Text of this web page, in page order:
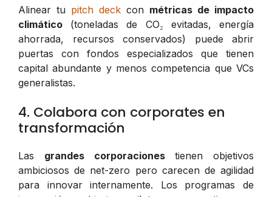
Alinear tu pitch deck con métricas de impacto
climático (toneladas de CO₂ evitadas, energía
ahorrada, recursos conservados) puede abrir
puertas con fondos especializados que tienen
capital abundante y menos competencia que VCs
generalistas.
4. Colabora con corporates en
transformación
Las grandes corporacionestienen objetivos
ambiciosos de net-zero pero carecen de agilidad
para innovar internamente. Los programas de